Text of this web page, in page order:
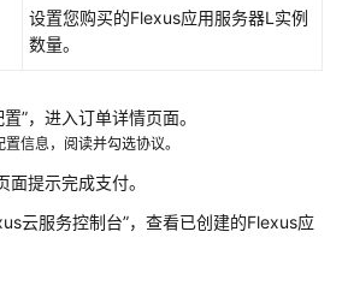
设置您购买的Flexus应用服务器L实例
数量。
”，进入订单详情页面。
信息，阅读并勾选协议。
面提示完成支付。
云服务控制台”，查看已创建的Flexus应